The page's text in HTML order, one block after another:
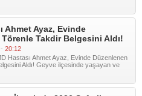
Ahmet Ayaz, Evinde
Takdir Belgesini Aldı!
20:12
Hastası Ahmet Ayaz, Evinde Düzenlenen
Aldı! Geyve ilçesinde yaşayan ve